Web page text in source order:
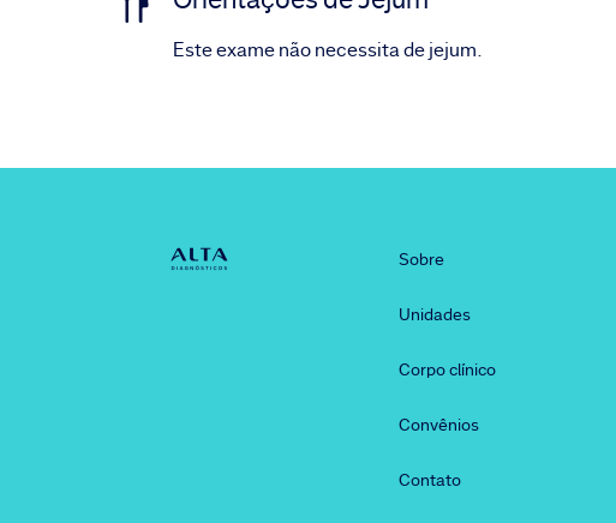
Este exame não necessita de jejum.
Sobre
Unidades
Corpo clínico
Convênios
Contato